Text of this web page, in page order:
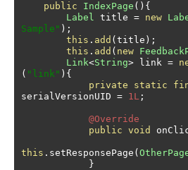
public IndexPage (){
Label title = new
Sample" );
this . add ( title );
this . add ( new
Link<String> link =
( "link" ){
private
static
serialVersionUID = 1L ;
@Override
public void
this . setResponsePage (
}